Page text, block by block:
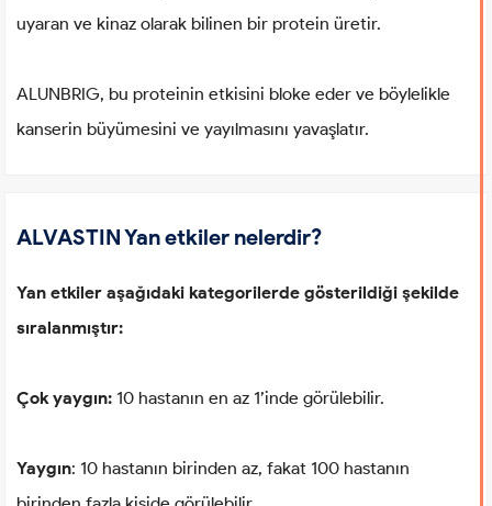
uyaran ve kinaz olarak bilinen bir protein üretir.
ALUNBRIG, bu proteinin etkisini bloke eder ve böylelikle
kanserin büyümesini ve yayılmasını yavaşlatır.
ALVASTIN Yan etkiler nelerdir?
Yan etkiler aşağıdaki kategorilerde gösterildiği şekilde
sıralanmıştır:
Çok yaygın: 10 hastanın en az 1’inde görülebilir.
Yaygın: 10 hastanın birinden az, fakat 100 hastanın